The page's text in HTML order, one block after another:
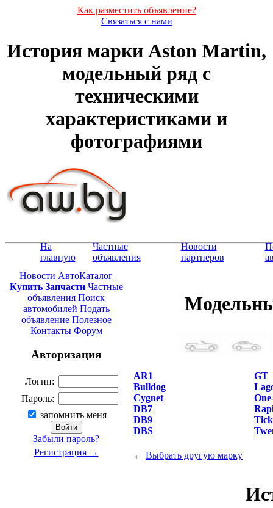
Как разместить объявление?
Связаться с нами
История марки Aston Martin,
модельный ряд с
техническими
характеристиками и
фотографиями
На
главную
Частные
объявления
Новости
партнеров
Новости АвтоКаталог
Купить Запчасти Частные
объявления Поиск
автомобилей Подать
объявление Полезное
Контакты Форум
Авторизация
Логин:
Пароль:
запомнить меня
Забыли пароль?
Регистрация →
AR1
Bulldog
Cygnet
DB7
DB9
DBS
GT
← Выбрать другую марку